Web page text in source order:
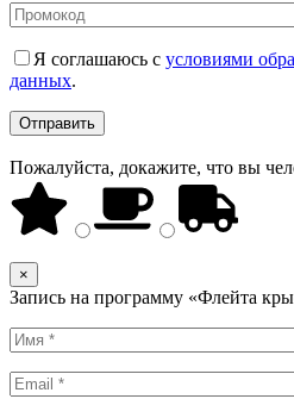
Я соглашаюсь с условиями
данных.
Пожалуйста, докажите, что вы
×
Запись на программу «Флейта